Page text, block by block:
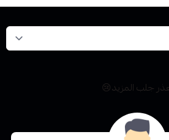
جلب المزيد😢